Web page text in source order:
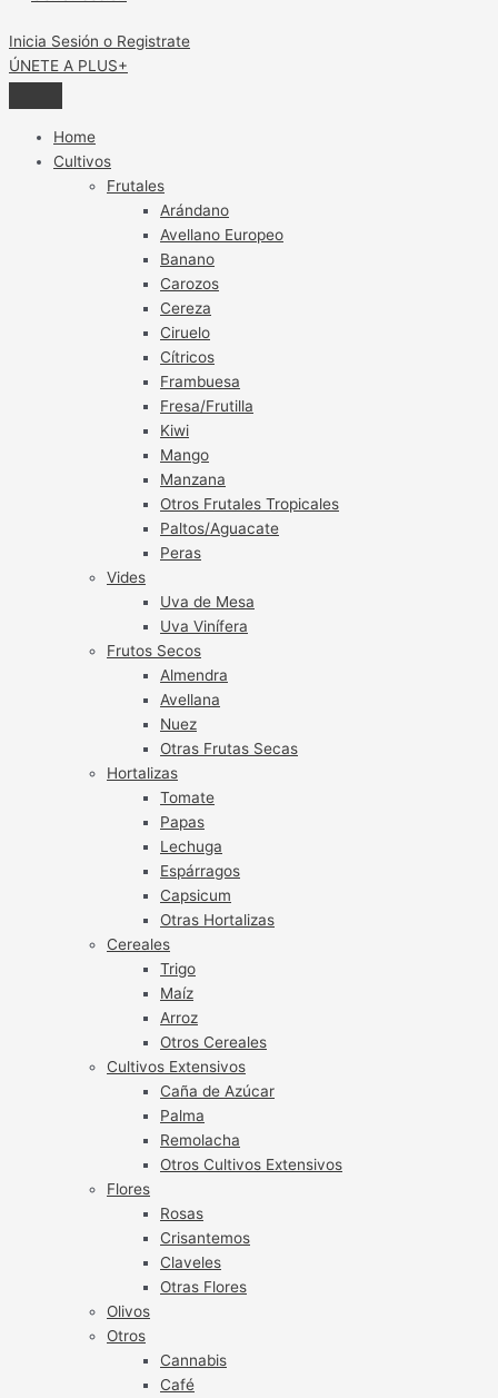
Inicia Sesión o Registrate
ÚNETE A PLUS+
Home
Cultivos
Frutales
Arándano
Avellano Europeo
Banano
Carozos
Cereza
Ciruelo
Cítricos
Frambuesa
Fresa/Frutilla
Kiwi
Mango
Manzana
Otros Frutales Tropicales
Paltos/Aguacate
Peras
Vides
Uva de Mesa
Uva Vinífera
Frutos Secos
Almendra
Avellana
Nuez
Otras Frutas Secas
Hortalizas
Tomate
Papas
Lechuga
Espárragos
Capsicum
Otras Hortalizas
Cereales
Trigo
Maíz
Arroz
Otros Cereales
Cultivos Extensivos
Caña de Azúcar
Palma
Remolacha
Otros Cultivos Extensivos
Flores
Rosas
Crisantemos
Claveles
Otras Flores
Olivos
Otros
Cannabis
Café